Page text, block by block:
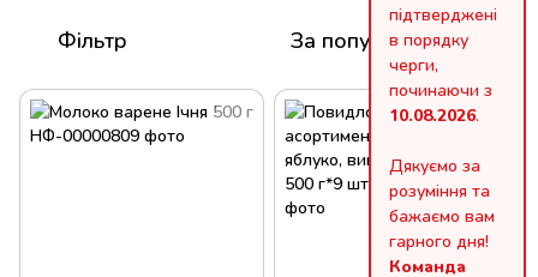
підтверджені
в порядку
черги,
починаючи з
10.08.2026.
Дякуємо за
розуміння та
бажаємо вам
гарного дня!
Команда
Фільтр За популярністю